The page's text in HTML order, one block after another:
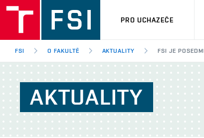
PRO UCHAZEČE
FSI O FAKULTĚ AKTUALITY FSI JE
AKTUALITY